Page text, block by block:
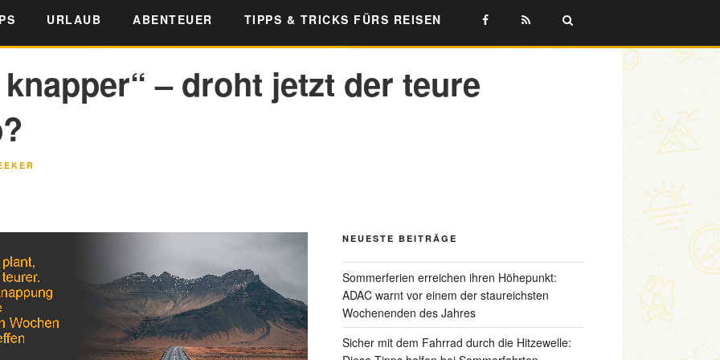
URLAUB ABENTEUER TIPPS & TRICKS FÜRS REISEN
– droht jetzt der teure
NEUESTE BEITRÄGE
Sommerferien erreichen ihren Höhepunkt:
ADAC warnt vor einem der staureichsten
Wochenenden des Jahres
Sicher mit dem Fahrrad durch die Hitzewelle: